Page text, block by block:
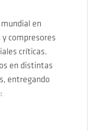
en
compresores
críticas.
en distintas
entregando